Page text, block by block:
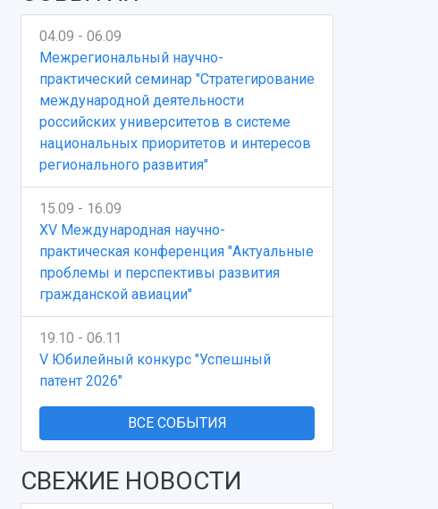
04.09 - 06.09
Межрегиональный научно-
практический семинар "Стратегирование
международной деятельности
российских университетов в системе
национальных приоритетов и интересов
регионального развития"
15.09 - 16.09
XV Международная научно-
практическая конференция "Актуальные
проблемы и перспективы развития
гражданской авиации"
19.10 - 06.11
V Юбилейный конкурс "Успешный
патент 2026"
ВСЕ СОБЫТИЯ
СВЕЖИЕ НОВОСТИ